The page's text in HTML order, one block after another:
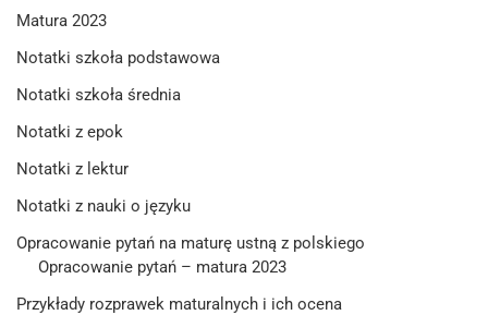
Matura 2023
Notatki szkoła podstawowa
Notatki szkoła średnia
Notatki z epok
Notatki z lektur
Notatki z nauki o języku
Opracowanie pytań na maturę ustną z polskiego
Opracowanie pytań – matura 2023
Przykłady rozprawek maturalnych i ich ocena